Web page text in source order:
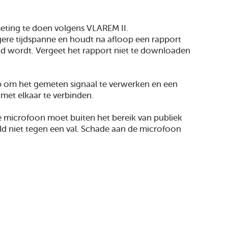
te doen volgens VLAREM II.
tijdspanne en houdt na afloop een rapport
wordt. Vergeet het rapport niet te downloaden
het gemeten signaal te verwerken en een
elkaar te verbinden.
microfoon moet buiten het bereik van publiek
tegen een val. Schade aan de microfoon
Privacyverklaring
Cookieverklaring
© 2014 Provincie Antwerpen
Over deze website